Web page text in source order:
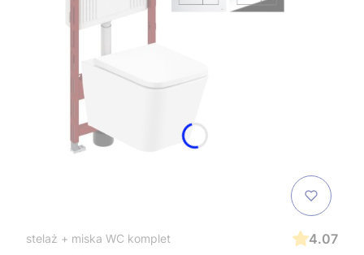
stelaż + miska WC komplet
4.07